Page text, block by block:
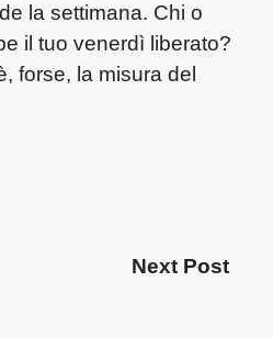
la settimana. Chi o
il tuo venerdì liberato?
forse, la misura del
Next Post